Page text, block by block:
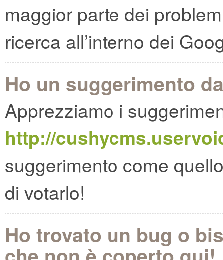
maggior parte dei
ricerca all’interno dei
Ho un suggerimento
Apprezziamo i
http://
suggerimento come
di votarlo!
Ho trovato un bug o